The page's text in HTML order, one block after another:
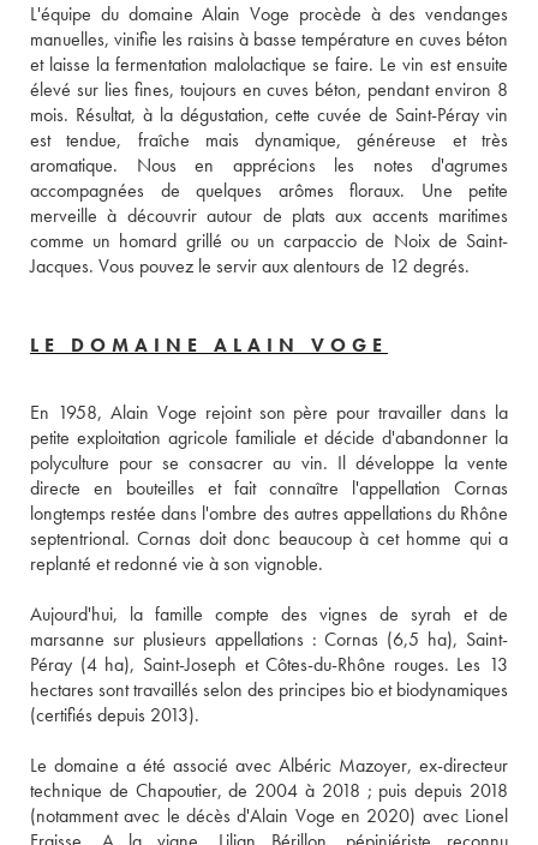
L'équipe du domaine Alain Voge procède à des vendanges
manuelles, vinifie les raisins à basse température en cuves béton
et laisse la fermentation malolactique se faire. Le vin est ensuite
élevé sur lies fines, toujours en cuves béton, pendant environ 8
mois. Résultat, à la dégustation, cette cuvée de Saint-Péray vin
est tendue, fraîche mais dynamique, généreuse et très
aromatique. Nous en apprécions les notes d'agrumes
accompagnées de quelques arômes floraux. Une petite
merveille à découvrir autour de plats aux accents maritimes
comme un homard grillé ou un carpaccio de Noix de Saint-
LE DOMAINE ALAIN VOGE
En 1958, Alain Voge rejoint son père pour travailler dans la
petite exploitation agricole familiale et décide d'abandonner la
polyculture pour se consacrer au vin. Il développe la vente
directe en bouteilles et fait connaître l'appellation Cornas
longtemps restée dans l'ombre des autres appellations du Rhône
septentrional. Cornas doit donc beaucoup à cet homme qui a
replanté et redonné vie à son vignoble.
Aujourd'hui, la famille compte des vignes de syrah et de
marsanne sur plusieurs appellations : Cornas (6,5 ha), Saint-
Péray (4 ha), Saint-Joseph et Côtes-du-Rhône rouges. Les 13
hectares sont travaillés selon des principes bio et biodynamiques
(certifiés depuis 2013).
Le domaine a été associé avec Albéric Mazoyer, ex-directeur
technique de Chapoutier, de 2004 à 2018 ; puis depuis 2018
(notamment avec le décès d'Alain Voge en 2020) avec Lionel